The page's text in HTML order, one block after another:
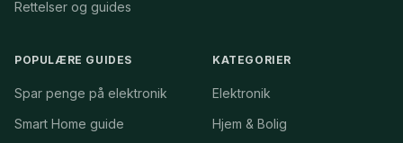
Rettelser og guides
POPULÆRE GUIDES
Spar penge på elektronik
Smart Home guide
KATEGORIER
Elektronik
Hjem & Bolig